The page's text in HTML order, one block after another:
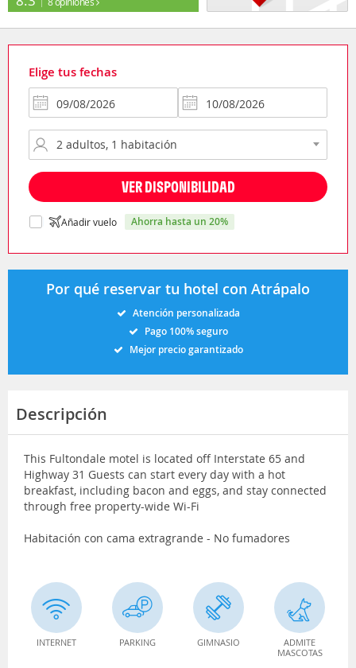
Elige tus fechas
VER DISPONIBILIDAD
Añadir vuelo ahorra hasta un 20%
Por qué reservar tu hotel con Atrápalo
Atención personalizada
Pago 100% seguro
Mejor precio garantizado
Descripción
This Fultondale motel is located off Interstate 65 and
Highway 31 Guests can start every day with a hot
breakfast, including bacon and eggs, and stay connected
through free property-wide Wi-Fi
Habitación con cama extragrande - No fumadores
INTERNET PARKING GIMNASIO
ADMITE
MASCOTAS